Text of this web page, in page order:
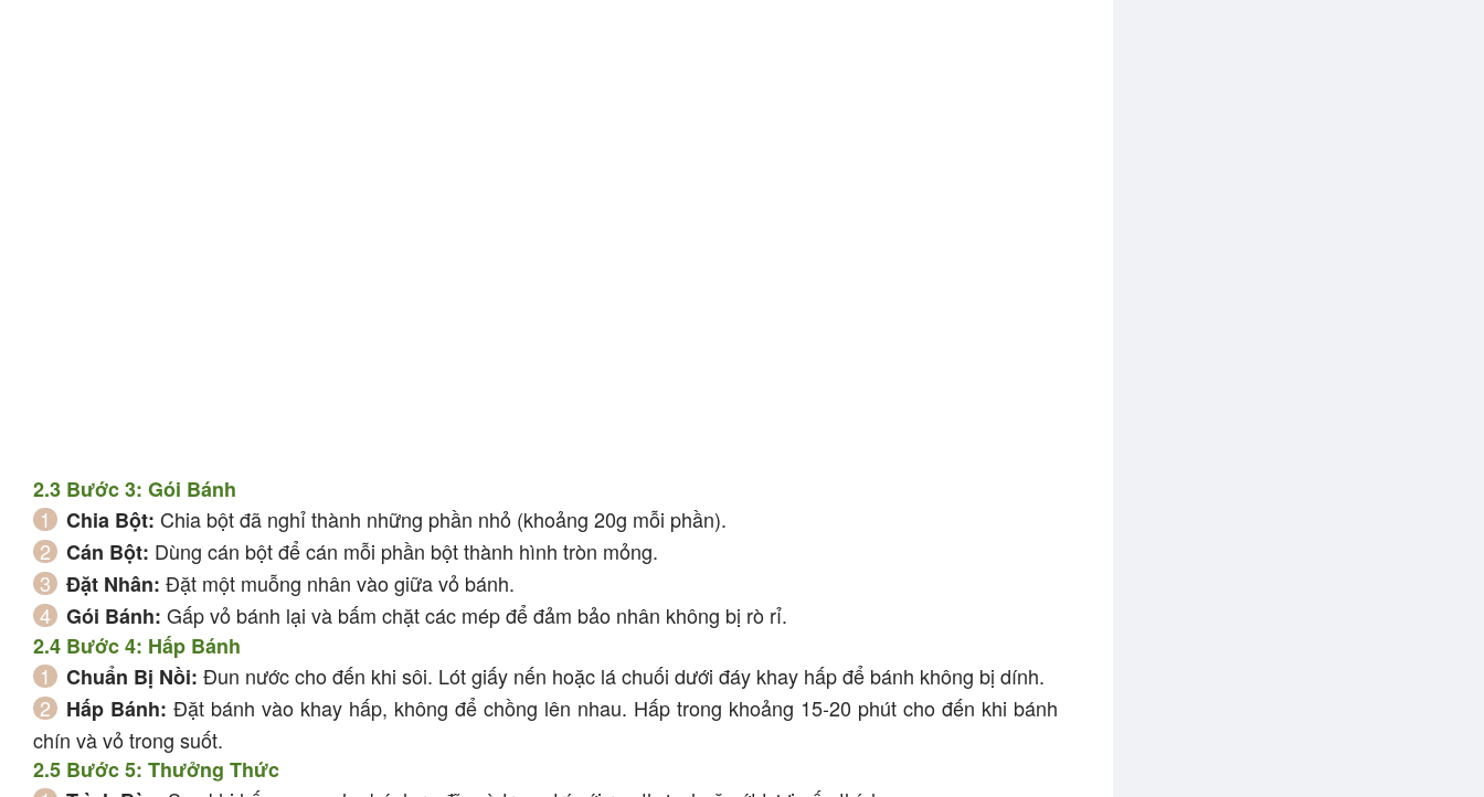
2.3 Bước 3: Gói Bánh
Chia Bột: Chia bột đã nghỉ thành những phần nhỏ (khoảng 20g mỗi phần).
Cán Bột: Dùng cán bột để cán mỗi phần bột thành hình tròn mỏng.
Đặt Nhân: Đặt một muỗng nhân vào giữa vỏ bánh.
Gói Bánh: Gấp vỏ bánh lại và bấm chặt các mép để đảm bảo nhân không bị rò rỉ.
2.4 Bước 4: Hấp Bánh
Chuẩn Bị Nồi: Đun nước cho đến khi sôi. Lót giấy nến hoặc lá chuối dưới đáy khay hấp để bánh không bị dính.
Hấp Bánh: Đặt bánh vào khay hấp, không để chồng lên nhau. Hấp trong khoảng 15-20 phút cho đến khi bánh
chín và vỏ trong suốt.
2.5 Bước 5: Thưởng Thức